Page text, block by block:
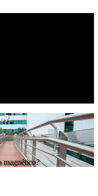
magnético?